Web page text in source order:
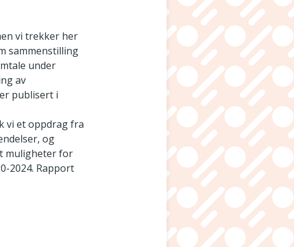
vi trekker her
sammenstilling
under
av
publisert i
vi et oppdrag fra
og
muligheter for
2024. Rapport